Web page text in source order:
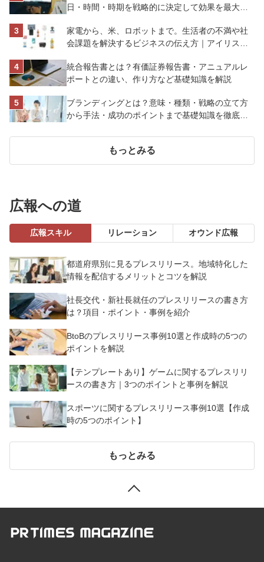
日・時間・時期を戦略的に決定して効果を最大化
家電から、米、ロボットまで。生活者の不満や社
会課題を解決するビジネスの伝え方｜アイリスオ
統合報告書とは？有価証券報告書・アニュアルレ
ポートとの違い、作り方など基礎知識を解説
ブランディングとは？意味・種類・戦略の立て方
から手法・成功のポイントまで基礎知識を徹底解
もっとみる
広報への道
広報スキル リレーション オウンド広報
都道府県別に見るプレスリリース。地域特化した
情報を配信するメリットとコツを解説
社長交代・新社長就任のプレスリリースの書き方
は？項目・ポイント・事例を紹介
BtoBのプレスリリース事例10選と作成時の5つの
ポイントを解説
【テンプレートあり】ゲームに関するプレスリリ
ースの書き方｜3つのポイントと事例を解説
スポーツに関するプレスリリース事例10選【作成
時の5つのポイント】
もっとみる